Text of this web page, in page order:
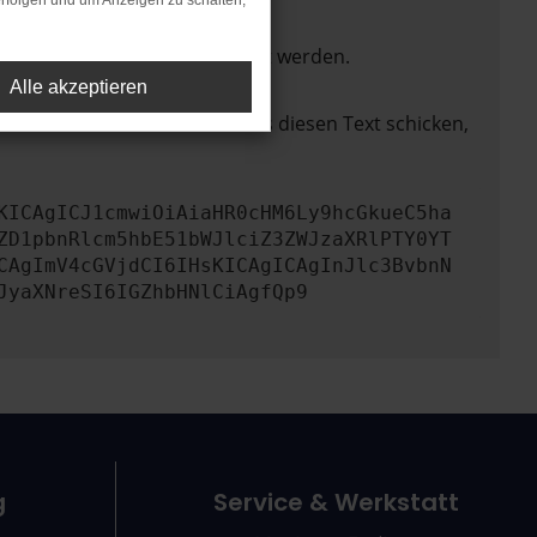
nicht mehr unterstützt werden.
zu beheben. Du kannst uns diesen Text schicken,
Service & Werkstatt
Alle akzeptieren